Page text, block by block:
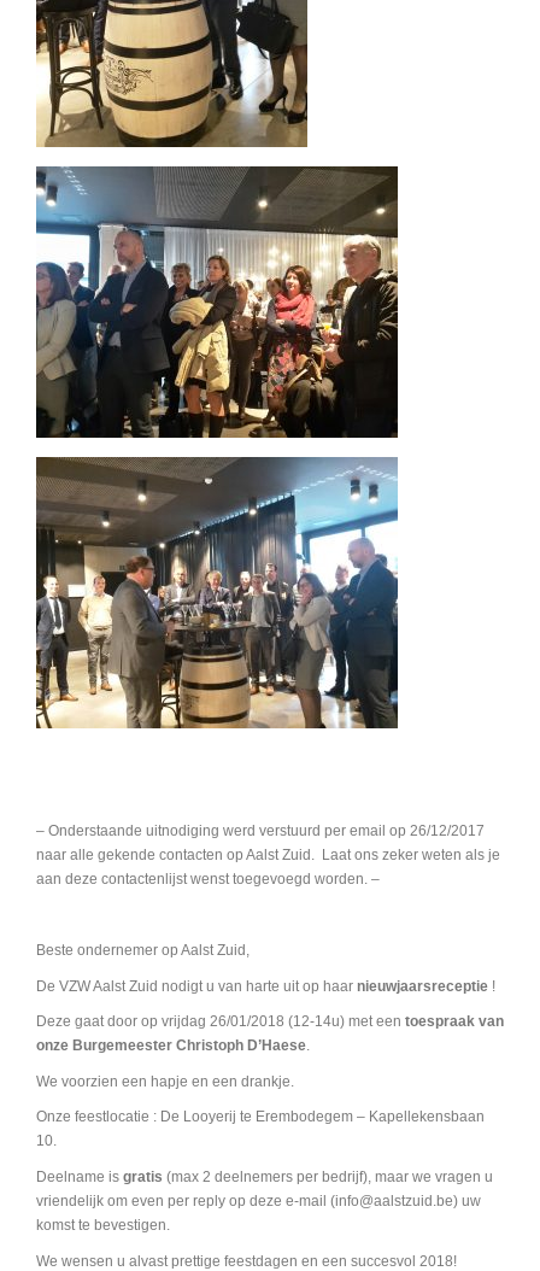
– Onderstaande uitnodiging werd verstuurd per email op 26/12/2017
naar alle gekende contacten op Aalst Zuid. Laat ons zeker weten als je
aan deze contactenlijst wenst toegevoegd worden. –
Beste ondernemer op Aalst Zuid,
De VZW Aalst Zuid nodigt u van harte uit op haar nieuwjaarsreceptie !
Deze gaat door op vrijdag 26/01/2018 (12-14u) met een toespraak van
onze Burgemeester Christoph D’Haese.
We voorzien een hapje en een drankje.
Onze feestlocatie : De Looyerij te Erembodegem – Kapellekensbaan
10.
Deelname is gratis (max 2 deelnemers per bedrijf), maar we vragen u
vriendelijk om even per reply op deze e-mail (info@aalstzuid.be) uw
komst te bevestigen.
We wensen u alvast prettige feestdagen en een succesvol 2018!